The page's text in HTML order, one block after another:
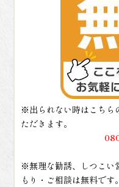
※出られない時はこちら
ただきます。
※無理な勧誘、しつこい
もり・ご相談は無料です